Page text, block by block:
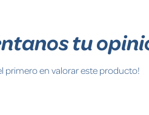
tu
primero en valorar este producto!